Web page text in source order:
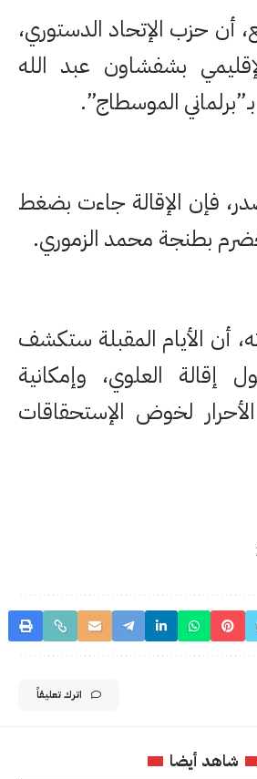
أن حزب الإتحاد الدستوري،
بشفشاون عبد الله
الموسطاج”.
فإن الإقالة جاءت بضغط
بطنجة محمد الزموري.
أن الأيام المقبلة ستكشف
إقالة العلوي، وإمكانية
لخوض الإستحقاقات
اترك تعليقاً
شاهد أيضا